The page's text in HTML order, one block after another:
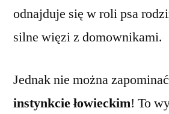
odnajduje się w roli psa
silne więzi z domownikami.
Jednak nie można
instynkcie łowieckim! To